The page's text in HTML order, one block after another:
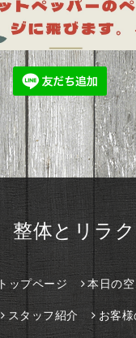
整体とリラ
トップページ 本日の
スタッフ紹介 お客